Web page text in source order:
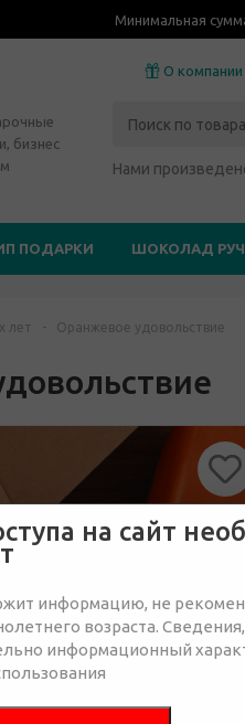
Минимальная
О компании
бизнес
Нами
ПОДАРКИ ШОКОЛАД
лет - Оранжевое удовольствие
на сайт
информацию, не
возраста.
информационный